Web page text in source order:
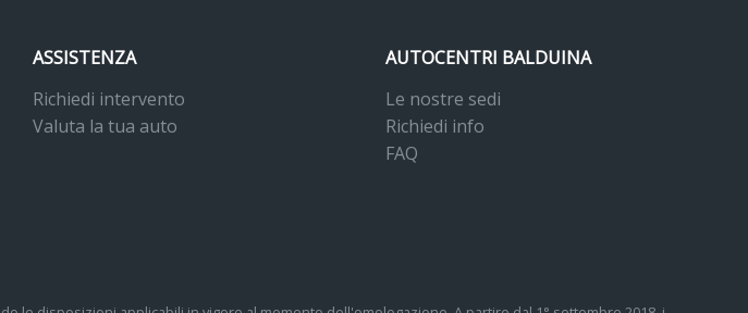
ASSISTENZA
Richiedi intervento
Valuta la tua auto
AUTOCENTRI BALDUINA
Le nostre sedi
Richiedi info
FAQ